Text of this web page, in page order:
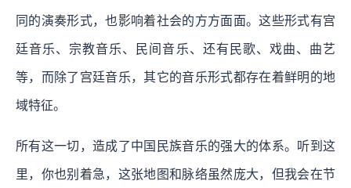
同的演奏形式，也影响着社会的方方面面。这些形式有宫
廷音乐、宗教音乐、民间音乐、还有民歌、戏曲、曲艺
等，而除了宫廷音乐，其它的音乐形式都存在着鲜明的地
域特征。
所有这一切，造成了中国民族音乐的强大的体系。听到这
里，你也别着急，这张地图和脉络虽然庞大，但我会在节